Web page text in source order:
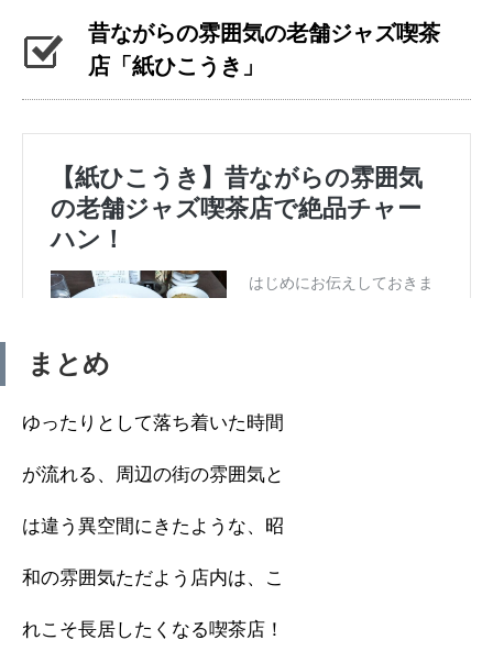
昔ながらの雰囲気の老舗ジャズ喫茶
店「紙ひこうき」
まとめ
ゆったりとして落ち着いた時間
が流れる、周辺の街の雰囲気と
は違う異空間にきたような、昭
和の雰囲気ただよう店内は、こ
れこそ長居したくなる喫茶店！